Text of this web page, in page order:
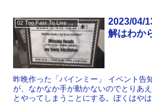
02 Too Fast To Live Too Young To Die
2023/04/
解はわか
昨晩作った「バインミー」 イベント告
が、なかなか手が動かないのでとりあ
とやってしまうことにする。ぼくはや